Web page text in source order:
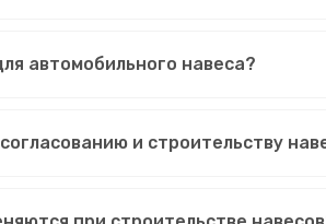
автомобильного навеса?
и строительству
Спасибо за